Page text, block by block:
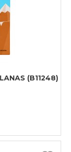
(B11248)